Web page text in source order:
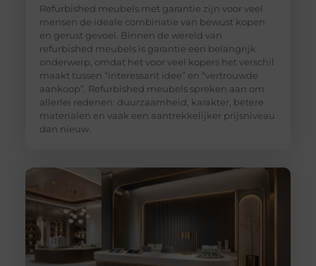
Refurbished meubels met garantie zijn voor veel
mensen de ideale combinatie van bewust kopen
en gerust gevoel. Binnen de wereld van
refurbished meubels is garantie een belangrijk
onderwerp, omdat het voor veel kopers het verschil
maakt tussen “interessant idee” en “vertrouwde
aankoop”. Refurbished meubels spreken aan om
allerlei redenen: duurzaamheid, karakter, betere
materialen en vaak een aantrekkelijker prijsniveau
dan nieuw.